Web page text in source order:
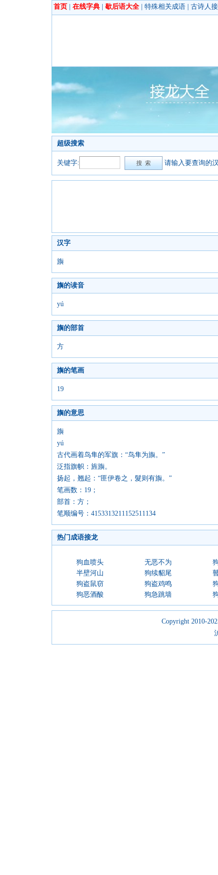
首页 在线字典 歇后语大全 特殊相关成语 古诗人
超级搜索
关键字: 请输入要查询的
汉字
旟
旟的读音
yú
旟的部首
方
旟的笔画
19
旟的意思
旟
yú
古代画着鸟隼的军旗：“鸟隼为旟。”
泛指旗帜：旌旟。
扬起，翘起：“匪伊卷之，髮则有旟。”
笔画数：19；
部首：方；
笔顺编号：4153313211152511134
热门成语接龙
狗血喷头 无恶不为
半壁河山
狗续貂尾
狗盗鼠窃
狗盗鸡鸣
狗恶酒酸
狗急跳墙
Copyright 2010-